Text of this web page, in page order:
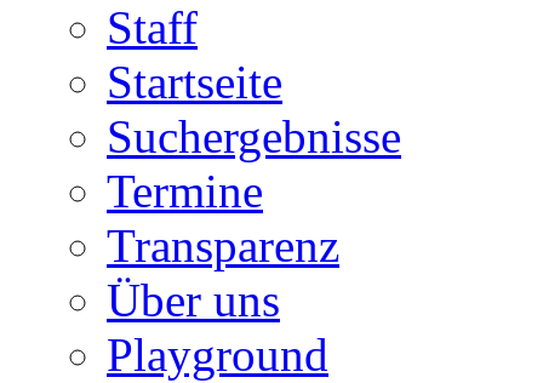
Staff
Startseite
Suchergebnisse
Termine
Transparenz
Über uns
Playground